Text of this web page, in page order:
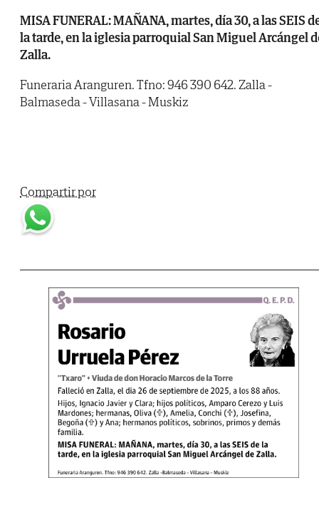
MISA FUNERAL: MAÑANA, martes, día 30, a las SEIS
la tarde, en la iglesia parroquial San Miguel Arcángel
Zalla.
Funeraria Aranguren. Tfno: 946 390 642. Zalla -
Balmaseda - Villasana - Muskiz
Compartir por